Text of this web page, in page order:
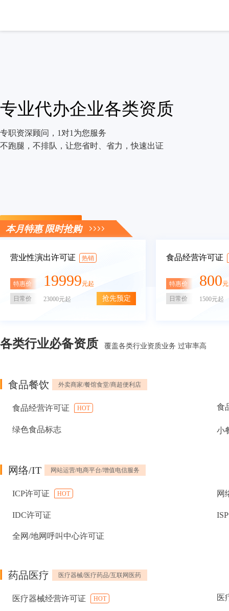
专业代办企业各类资质
专职资深顾问，1对1为您服务
不跑腿，不排队，让您省时、省力，快速出证
立即咨询
本月特惠 限时抢购
营业性演出许可证 热销
特惠价 19999元起
日常价 23000元起 抢先预定
食品经营许可证
特惠价 800
日常价 1500元起
各类行业必备资质 覆盖各类行业资质业务 过审率高
食品餐饮 外卖商家/餐馆食堂/商超便利店
食品经营许可证 HOT 食
绿色食品标志 小
网络/IT 网站运营/电商平台/增值电信服务
ICP许可证 HOT 网
IDC许可证
全网/地网呼叫中心许可证
药品医疗 医疗器械/医疗药品/互联网医药
医疗器械经营许可证 HOT 医